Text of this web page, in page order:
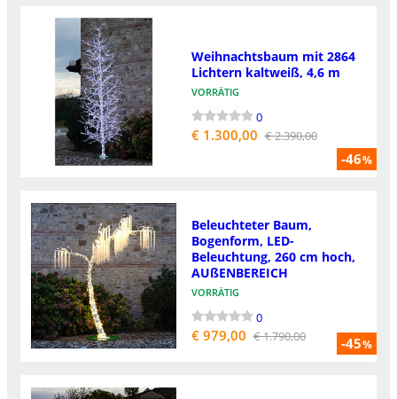
-46%
Weihnachtsbaum mit 2864
Lichtern kaltweiß, 4,6 m
VORRÄTIG
0
€ 1.300,00 € 2.390,00
-45%
Beleuchteter Baum,
Bogenform, LED-
Beleuchtung, 260 cm hoch,
AUßENBEREICH
VORRÄTIG
0
€ 979,00 € 1.790,00